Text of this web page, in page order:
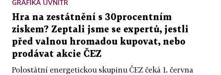
GRAFIKA UVNITŘ
Hra na zestátnění s 30procentním
ziskem? Zeptali jsme se expertů, jestli
před valnou hromadou kupovat, nebo
prodávat akcie ČEZ
Polostátní energetickou skupinu ČEZ čeká 1. června